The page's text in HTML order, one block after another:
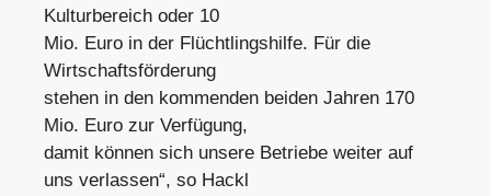
Kulturbereich oder 10
Mio. Euro in der Flüchtlingshilfe. Für die
Wirtschaftsförderung
stehen in den kommenden beiden Jahren 170
Mio. Euro zur Verfügung,
damit können sich unsere Betriebe weiter auf
uns verlassen“, so Hackl